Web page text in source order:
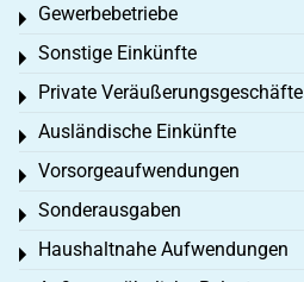
Gewerbebetriebe
Toggle menu
Sonstige Einkünfte
Toggle menu
Private Veräußerungsgeschäfte
Toggle menu
Ausländische Einkünfte
Toggle menu
Vorsorgeaufwendungen
Toggle menu
Sonderausgaben
Toggle menu
Haushaltnahe Aufwendungen
Toggle menu